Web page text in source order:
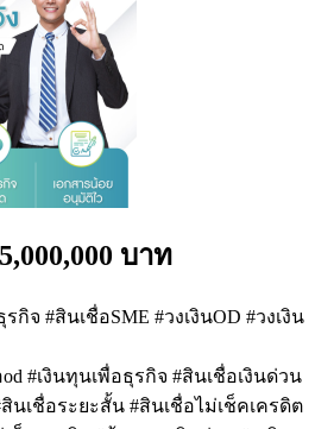
บาท
จ #สินเชื่อSME #วงเงินOD #วงเงิน
#เงินทุนเพื่อธุรกิจ #สินเชื่อเงินด่วน
นเชื่อระยะสั้น #สินเชื่อไม่เช็คเครดิต